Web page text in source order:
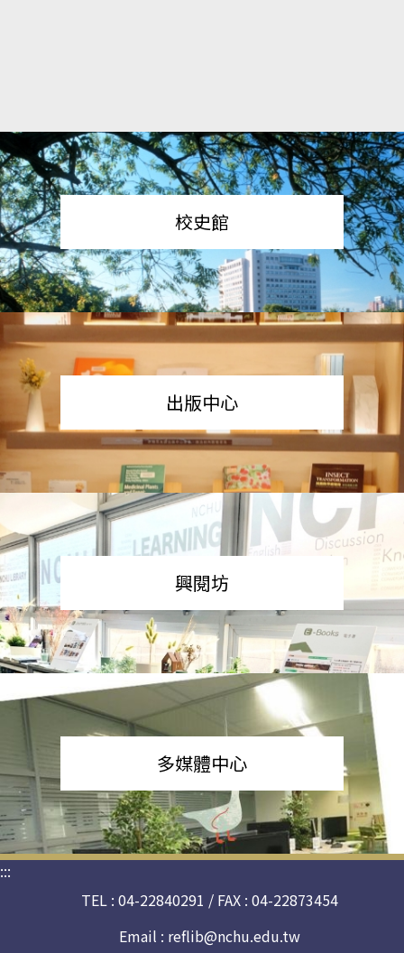
校史館
出版中心
興閱坊
多媒體中心
:::
TEL : 04-22840291 / FAX : 04-22873454
Email : reflib@nchu.edu.tw